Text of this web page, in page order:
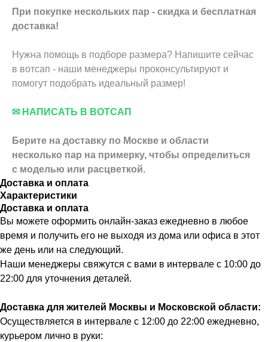
При покупке нескольких пар - скидка и бесплатная
доставка!
Нужна помощь в подборе размера? Напишите сейчас
в вотсап - наши менеджеры проконсультируют и
помогут подобрать идеальный размер!
✉ НАПИСАТЬ В ВОТСАП
Берите на доставку по Москве и области
несколько пар на примерку, чтобы определиться
с моделью или расцветкой.
Доставка и оплата
Характеристики
Доставка и оплата
Вы можете оформить онлайн-заказ ежедневно в любое
время и получить его не выходя из дома или офиса в этот
же день или на следующий.
Наши менеджеры свяжутся с вами в интервале с 10:00 до
22:00 для уточнения деталей.
Доставка для жителей Москвы и Московской области:
Осуществляется в интервале с 12:00 до 22:00 ежедневно,
курьером лично в руки: